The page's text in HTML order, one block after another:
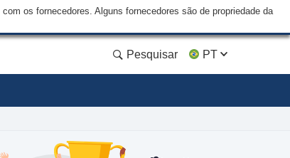
os fornecedores. Alguns fornecedores são de propriedade da
Pesquisar PT